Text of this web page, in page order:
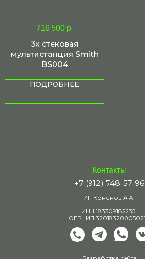
716 500 р.
3х стековая
мультистанция Smith
BS004
ПОДРОБНЕЕ
Контакты
+7 (912) 748-57-96
ИП Кононов А.А.
ИНН 183309182235,
ОГРНИП